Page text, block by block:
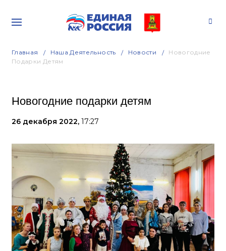
Главная Наша Деятельность Новости
Новогодние
Подарки Детям
Новогодние подарки детям
26 декабря 2022, 17:27